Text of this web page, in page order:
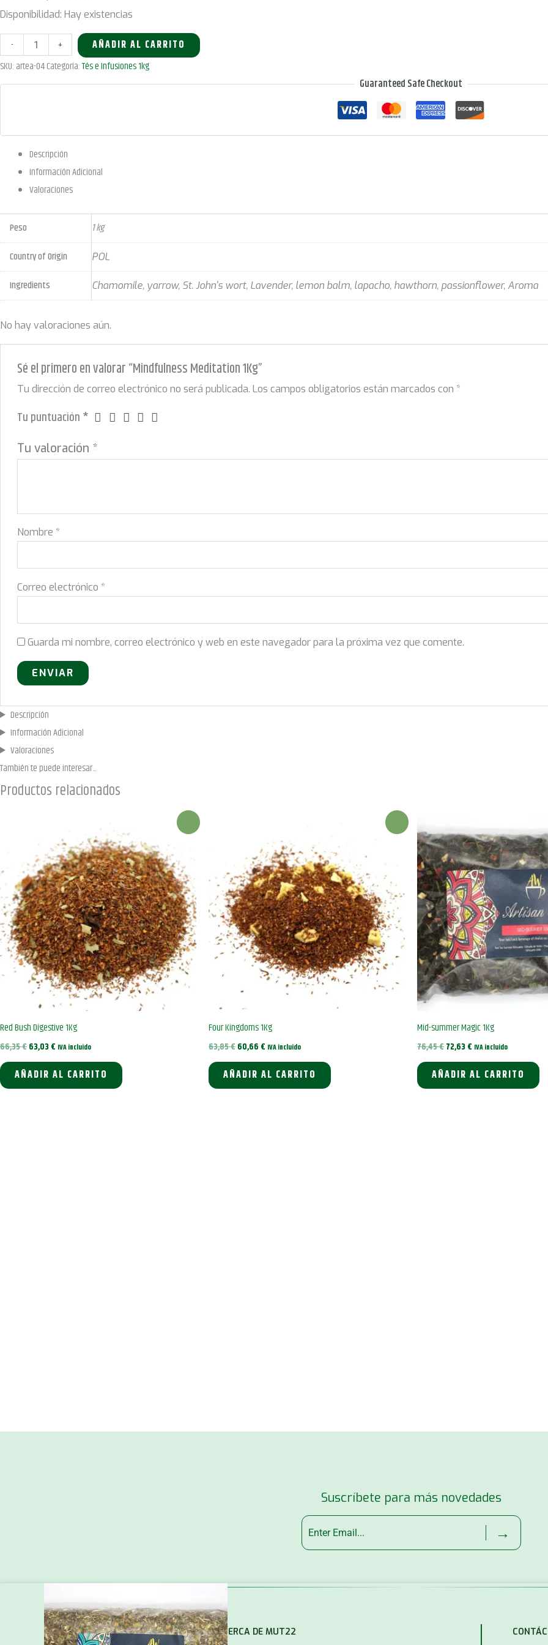
original
era:
65,15 €.
actual
es:
61,89 €.
Disponibilidad: Hay existencias
-
Mindfulness
Meditation
+
AÑADIR AL CARRITO
SKU: artea-04Categoría:Tés e Infusiones 1kg
Guaranteed Safe Checkout
Descripción
Información Adicional
Valoraciones
Peso
1 kg
Country of Origin
POL
Ingredients Chamomile, yarrow, St. John's wort, Lavender, lemon balm, lapacho, hawthorn, passionflower, Aroma
No hay valoraciones aún.
Sé el primero en valorar “Mindfulness Meditation 1Kg”
Tu dirección de correo electrónico no será publicada. Los campos obligatorios están marcados con *
Tu puntuación *
Tu valoración *
Nombre *
Correo electrónico *
Guarda mi nombre, correo electrónico y web en este navegador para la próxima vez que comente.
Descripción
Información Adicional
Valoraciones
También te puede interesar...
Productos relacionados
¡Oferta!
Red Bush Digestive 1Kg
66,35€El
original
era:
66,35 €.
63,03€ El
actual
es:
63,03 €.
IVA incluido
AÑADIR AL CARRITO
¡Oferta!
Four Kingdoms 1Kg
63,85€El
original
era:
63,85 €.
60,66 € El
actual
es:
60,66 €.
IVA incluido
AÑADIR AL CARRITO
Mid-summer Magic 1Kg
76,45€El
original
era:
76,45 €.
72,63€ El
actual
es:
72,63 €.
IVA incluido
AÑADIR AL CARRITO
Suscríbete para más novedades
→
ACERCA DE MUT22